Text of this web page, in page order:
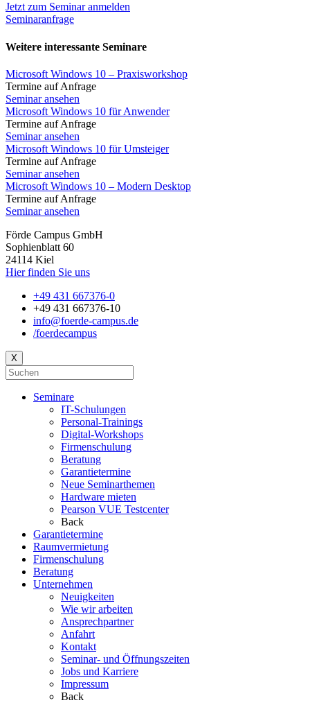
Jetzt zum Seminar anmelden
Seminaranfrage
Weitere interessante Seminare
Microsoft Windows 10 – Praxisworkshop
Termine auf Anfrage
Seminar ansehen
Microsoft Windows 10 für Anwender
Termine auf Anfrage
Seminar ansehen
Microsoft Windows 10 für Umsteiger
Termine auf Anfrage
Seminar ansehen
Microsoft Windows 10 – Modern Desktop
Termine auf Anfrage
Seminar ansehen
Förde Campus GmbH
Sophienblatt 60
24114 Kiel
Hier finden Sie uns
+49 431 667376-0
+49 431 667376-10
info@foerde-campus.de
/foerdecampus
X
Seminare
IT-Schulungen
Personal-Trainings
Digital-Workshops
Firmenschulung
Beratung
Garantietermine
Neue Seminarthemen
Hardware mieten
Pearson VUE Testcenter
Back
Garantietermine
Raumvermietung
Firmenschulung
Beratung
Unternehmen
Neuigkeiten
Wie wir arbeiten
Ansprechpartner
Anfahrt
Kontakt
Seminar- und Öffnungszeiten
Jobs und Karriere
Impressum
Back